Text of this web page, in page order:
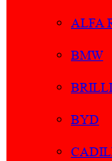
ALFA
BMW
BYD